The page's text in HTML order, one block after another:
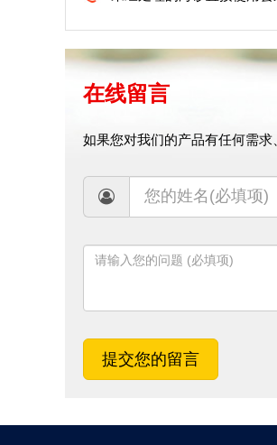
在线留言
如果您对我们的产品有任何需
提交您的留言